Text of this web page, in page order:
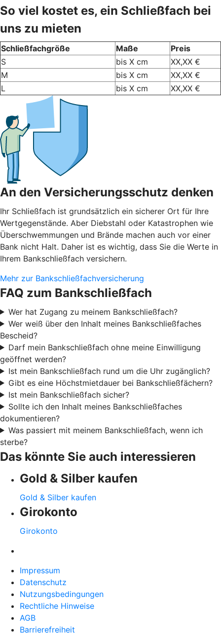
So viel kostet es, ein Schließfach bei
uns zu mieten
Schließfachgröße Maße
Preis
S
bis X cm
XX,XX €
M
bis X cm
XX,XX €
L
bis X cm XX,XX €
An den Versicherungsschutz denken
Ihr Schließfach ist grundsätzlich ein sicherer Ort für Ihre
Wertgegenstände. Aber Diebstahl oder Katastrophen wie
Überschwemmungen und Brände machen auch vor einer
Bank nicht Halt. Daher ist es wichtig, dass Sie die Werte in
Ihrem Bankschließfach versichern.
Mehr zur Bankschließfachversicherung
FAQ zum Bankschließfach
Wer hat Zugang zu meinem Bankschließfach?
Wer weiß über den Inhalt meines Bankschließfaches
Bescheid?
Darf mein Bankschließfach ohne meine Einwilligung
geöffnet werden?
Ist mein Bankschließfach rund um die Uhr zugänglich?
Gibt es eine Höchstmietdauer bei Bankschließfächern?
Ist mein Bankschließfach sicher?
Sollte ich den Inhalt meines Bankschließfaches
dokumentieren?
Was passiert mit meinem Bankschließfach, wenn ich
sterbe?
Das könnte Sie auch interessieren
Gold & Silber kaufen
Gold & Silber kaufen
Girokonto
Girokonto
Impressum
Datenschutz
Nutzungsbedingungen
Rechtliche Hinweise
AGB
Barrierefreiheit